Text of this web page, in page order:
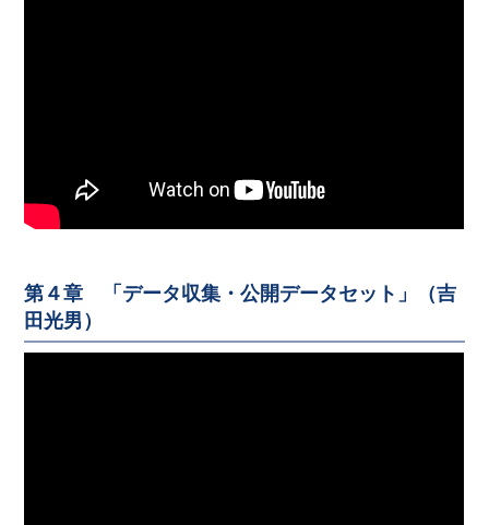
第４章 「データ収集・公開データセット」（吉
田光男）